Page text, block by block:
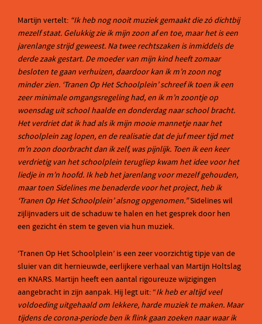
Martijn vertelt: “Ik heb nog nooit muziek gemaakt die zó dichtbij
mezelf staat. Gelukkig zie ik mijn zoon af en toe, maar het is een
jarenlange strijd geweest. Na twee rechtszaken is inmiddels de
derde zaak gestart. De moeder van mijn kind heeft zomaar
besloten te gaan verhuizen, daardoor kan ik m’n zoon nog
minder zien. ‘Tranen Op Het Schoolplein’ schreef ik toen ik een
zeer minimale omgangsregeling had, en ik m’n zoontje op
woensdag uit school haalde en donderdag naar school bracht.
Het verdriet dat ik had als ik mijn mooie mannetje naar het
schoolplein zag lopen, en de realisatie dat de juf meer tijd met
m’n zoon doorbracht dan ik zelf, was pijnlijk. Toen ik een keer
verdrietig van het schoolplein terugliep kwam het idee voor het
liedje in m’n hoofd. Ik heb het jarenlang voor mezelf gehouden,
maar toen Sidelines me benaderde voor het project, heb ik
‘Tranen Op Het Schoolplein’ alsnog opgenomen.”Sidelines wil
zijlijnvaders uit de schaduw te halen en het gesprek door hen
een gezicht én stem te geven via hun muziek.
‘Tranen Op Het Schoolplein’ is een zeer voorzichtig tipje van de
sluier van dit hernieuwde, eerlijkere verhaal van Martijn Holtslag
en KNARS. Martijn heeft een aantal rigoureuze wijzigingen
aangebracht in zijn aanpak. Hij legt uit: “Ik heb er altijd veel
voldoeding uitgehaald om lekkere, harde muziek te maken. Maar
tijdens de corona-periode ben ik flink gaan zoeken naar waar ik